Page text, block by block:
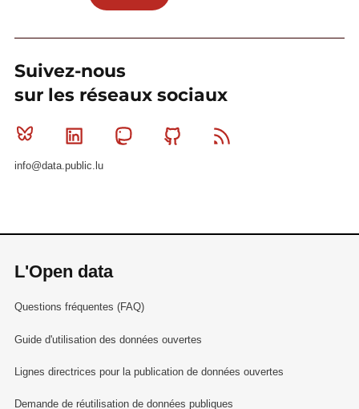
Suivez-nous
sur les réseaux sociaux
Bluesky Linkedin MastodonGithub
info@data.public.lu
L'Open data
Questions fréquentes (FAQ)
Guide d'utilisation des données ouvertes
Lignes directrices pour la publication de données ouvertes
Demande de réutilisation de données publiques